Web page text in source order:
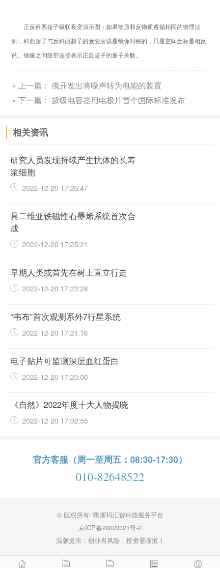
正反科西超子级联衰变演示图：如果物质和反物质遵循相同的物理法
则，科西超子与反科西超子的衰变应该是镜像对称的，只是空间坐标是相反
的。镜像之间纽带连接表示正反超子的量子关联。
« 上一篇： 俄开发出将噪声转为电能的装置
« 下一篇： 超级电容器用电极片首个国际标准发布
相关资讯
研究人员发现持续产生抗体的长寿
浆细胞
2022-12-20 17:26:47
具二维亚铁磁性石墨烯系统首次合
成
2022-12-20 17:25:21
早期人类或首先在树上直立行走
2022-12-20 17:23:28
“韦布”首次观测系外7行星系统
2022-12-20 17:21:16
电子贴片可监测深层血红蛋白
2022-12-20 17:20:00
《自然》2022年度十大人物揭晓
2022-12-20 17:02:55
官方客服（周一至周五：08:30-17:30）
010-82648522
© 版权所有: 喀斯玛汇智科技服务平台
京ICP备20023321号-2
温馨提示：创业有风险，投资需谨慎！